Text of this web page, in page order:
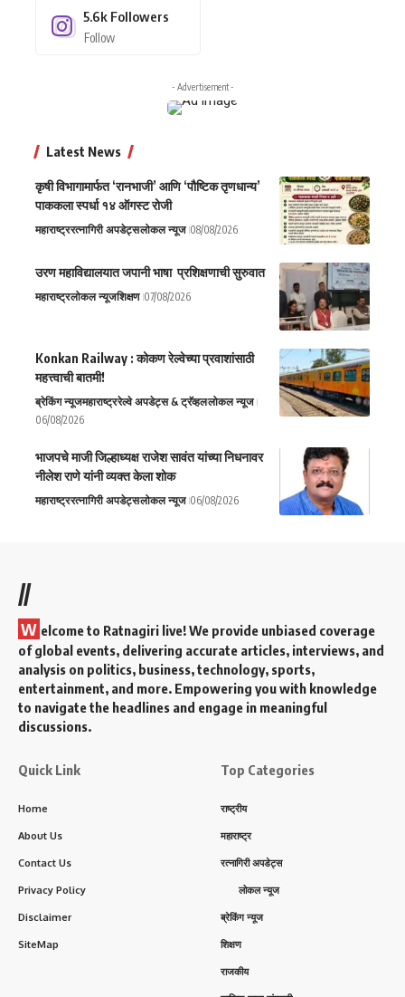
5.6k Followers
Follow
- Advertisement -
Latest News
कृषी विभागामार्फत ‘रानभाजी’ आणि ‘पौष्टिक तृणधान्य’
पाककला स्पर्धा १४ ऑगस्ट रोजी
महाराष्ट्ररत्नागिरी अपडेट्सलोकल न्यूज 08/08/2026
उरण महाविद्यालयात जपानी भाषा प्रशिक्षणाची सुरुवात
महाराष्ट्रलोकल न्यूजशिक्षण 07/08/2026
Konkan Railway : कोकण रेल्वेच्या प्रवाशांसाठी
महत्त्वाची बातमी!
ब्रेकिंग न्यूजमहाराष्ट्ररेल्वे अपडेट्स & ट्रॅव्हललोकल न्यूज
06/08/2026
भाजपचे माजी जिल्हाध्यक्ष राजेश सावंत यांच्या निधनावर
नीलेश राणे यांनी व्यक्त केला शोक
महाराष्ट्ररत्नागिरी अपडेट्सलोकल न्यूज 06/08/2026
//
W elcome to Ratnagiri live! We provide unbiased coverage
of global events, delivering accurate articles, interviews, and
analysis on politics, business, technology, sports,
entertainment, and more. Empowering you with knowledge
to navigate the headlines and engage in meaningful
discussions.
Quick Link
Home
About Us
Contact Us
Privacy Policy
Disclaimer
SiteMap
Top Categories
राष्ट्रीय
महाराष्ट्र
रत्नागिरी अपडेट्स
लोकल न्यूज
ब्रेकिंग न्यूज
शिक्षण
राजकीय